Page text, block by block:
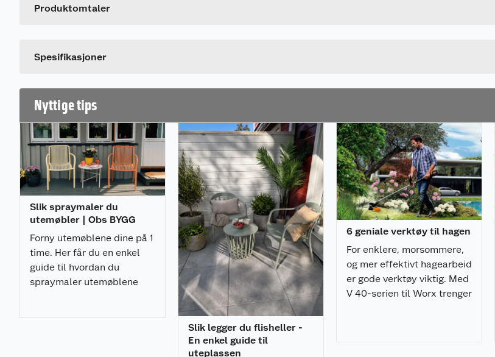
lengre driftstid og har robust konstruksjon for å tåle slag og vibrasjoner.
Produktomtaler
Spesifikasjoner
Leverandørens artikkelnummer
Nyttige tips
Slik spraymaler du
utemøbler | Obs BYGG
Forny utemøblene dine på 1
time. Her får du en enkel
guide til hvordan du
spraymaler utemøblene
Slik legger du flisheller -
En enkel guide til
uteplassen
6 geniale verktøy til hagen
For enklere, morsommere,
og mer effektivt hagearbeid
er gode verktøy viktig. Med
V 40-serien til Worx trenger